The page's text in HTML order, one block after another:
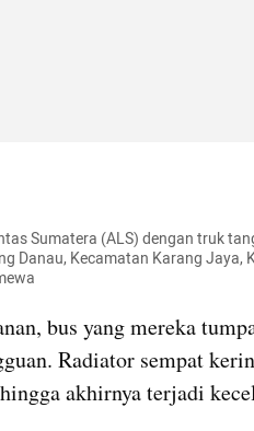
Sumatera (ALS) dengan truk
Danau, Kecamatan Karang Jaya,
bus yang mereka
Radiator sempat
akhirnya terjadi